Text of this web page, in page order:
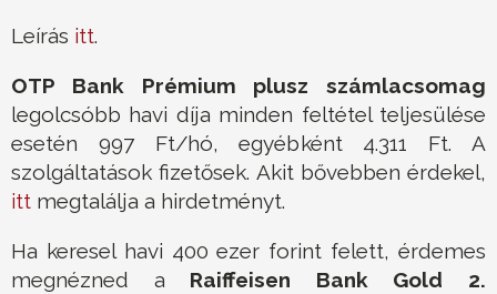
Leírás itt.
OTP Bank Prémium plusz számlacsomag
legolcsóbb havi díja minden feltétel teljesülése
esetén 997 Ft/hó, egyébként 4.311 Ft. A
szolgáltatások fizetősek. Akit bővebben érdekel,
itt megtalálja a hirdetményt.
Ha keresel havi 400 ezer forint felett, érdemes
megnézned a Raiffeisen Bank Gold 2.